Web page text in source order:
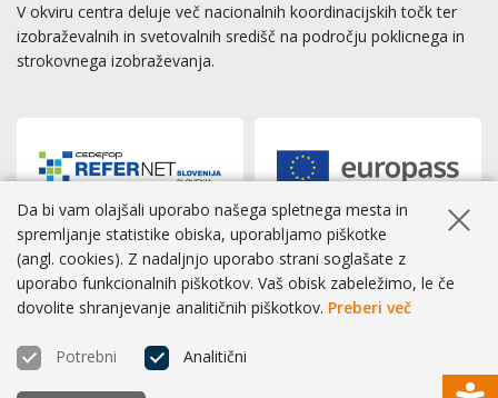
V okviru centra deluje več nacionalnih koordinacijskih točk ter
izobraževalnih in svetovalnih središč na področju poklicnega in
strokovnega izobraževanja.
Dostopnost|Zasebnost|Piškotki
Skrij
Da bi vam olajšali uporabo našega spletnega mesta in
spremljanje statistike obiska, uporabljamo piškotke
(angl. cookies). Z nadaljnjo uporabo strani soglašate z
uporabo funkcionalnih piškotkov. Vaš obisk zabeležimo, le če
dovolite shranjevanje analitičnih piškotkov. Preberi več
Potrebni Analitični